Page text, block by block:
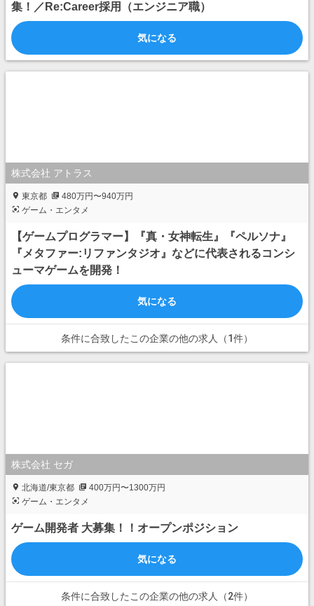
集！／Re:Career採用（エンジニア職）
気になる
株式会社 アトラス
東京都
480万円〜940万円
ゲーム・エンタメ
【ゲームプログラマー】『真・女神転生』『ペルソナ』
『メタファー:リファンタジオ』などに代表されるコンシ
ューマゲームを開発！
気になる
条件に合致したこの企業の他の求人（1件）
株式会社 セガ
北海道/東京都
400万円〜1300万円
ゲーム・エンタメ
ゲーム開発者 大募集！！オープンポジション
気になる
条件に合致したこの企業の他の求人（2件）